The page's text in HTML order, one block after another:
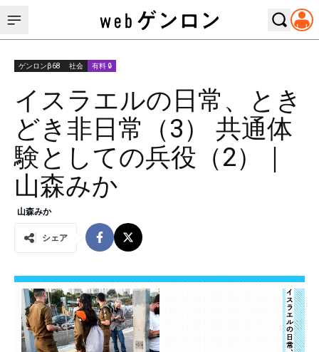
ゲンロンβ68 社会 有料 🔒
イスラエルの日常、とき
どき非日常（3） 共通体
験としての兵役（2）｜
山森みか
山森みか
シェア